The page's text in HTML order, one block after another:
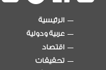
الرئيسية
عربية ودولية
اقتصاد
تحقيقات